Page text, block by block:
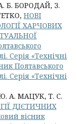
Б. БОРОДАЙ, З.
НОВІ
ХАРЧОВИХ
Серія «Технічні
Полтавського
Серія «Технічні
А. МАЦУК, Т. С.
ДІЄТИЧНИХ
вісник